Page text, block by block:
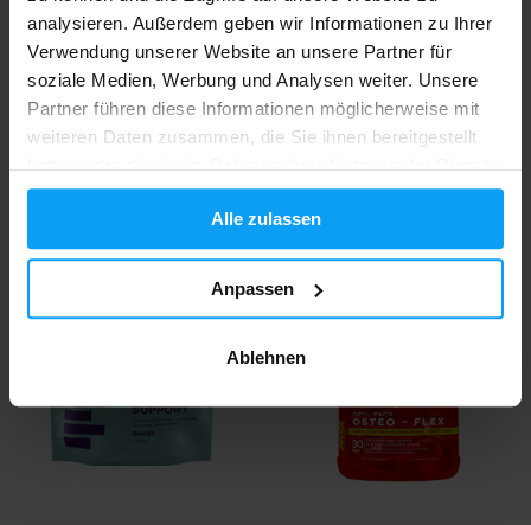
analysieren. Außerdem geben wir Informationen zu Ihrer
Verwendung unserer Website an unsere Partner für
soziale Medien, Werbung und Analysen weiter. Unsere
Partner führen diese Informationen möglicherweise mit
weiteren Daten zusammen, die Sie ihnen bereitgestellt
haben oder die sie im Rahmen Ihrer Nutzung der Dienste
gesammelt haben.
Alle zulassen
Anpassen
Ablehnen
Arthroxon Plus 108 Kapseln
Osteo TriplePhase Concentrate
34,99
-14%